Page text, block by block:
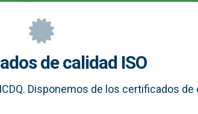
de calidad ISO
Disponemos de los certificados de